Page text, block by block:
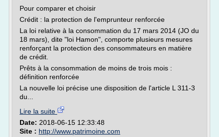
Pour comparer et choisir
Crédit : la protection de l'emprunteur renforcée
La loi relative à la consommation du 17 mars 2014 (JO du
18 mars), dite "loi Hamon", comporte plusieurs mesures
renforçant la protection des consommateurs en matière
de crédit.
Prêts à la consommation de moins de trois mois :
définition renforcée
La nouvelle loi précise une disposition de l'article L 311-3
du...
Lire la suite
Date: 2018-06-15 12:33:48
Site : http://www.patrimoine.com